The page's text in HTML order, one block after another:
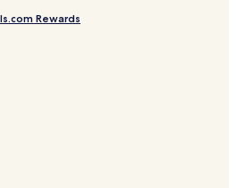
Rewards